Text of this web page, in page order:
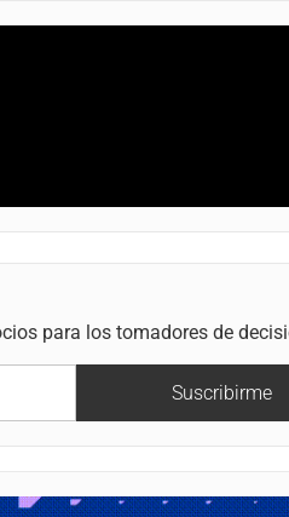
para los tomadores de
Suscribirme